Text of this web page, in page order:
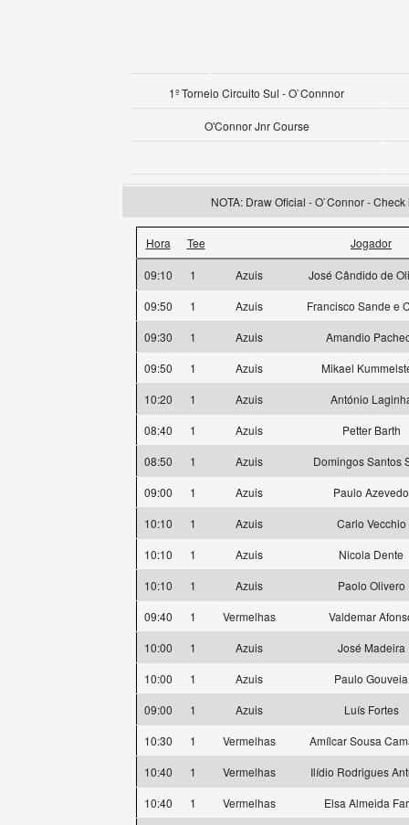
1º Torneio Circuito Sul - O`Connnor
O'Connor Jnr Course
NOTA: Draw Oficial - O`Connor -
Hora Tee Jogador
09:10 1 Azuis
José Cândido de
09:50
1 Azuis
Francisco Sande e
09:30
1 Azuis
Amandio
09:50
1 Azuis
Mikael
10:20
1 Azuis
António
08:40
1 Azuis
Petter Barth
08:50
1 Azuis
Domingos Santos
09:00
1 Azuis
Paulo Azevedo
10:10
1 Azuis
Carlo Vecchio
10:10
1 Azuis
Nicola Dente
10:10
1 Azuis
Paolo Olivero
09:40
1 Vermelhas
Valdemar
10:00
1 Azuis
José Madeira
10:00
1 Azuis
Paulo Gouveia
09:00
1 Azuis
Luís Fortes
10:30
1 Vermelhas
Amílcar Sousa
10:40
1 Vermelhas
Ilídio Rodrigues
10:40
1 Vermelhas
Elsa Almeida